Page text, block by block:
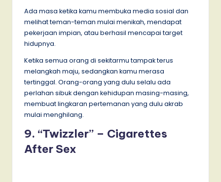
Ada masa ketika kamu membuka media sosial dan
melihat teman-teman mulai menikah, mendapat
pekerjaan impian, atau berhasil mencapai target
hidupnya.
Ketika semua orang di sekitarmu tampak terus
melangkah maju, sedangkan kamu merasa
tertinggal. Orang-orang yang dulu selalu ada
perlahan sibuk dengan kehidupan masing-masing,
membuat lingkaran pertemanan yang dulu akrab
mulai menghilang.
9. “Twizzler” – Cigarettes
After Sex